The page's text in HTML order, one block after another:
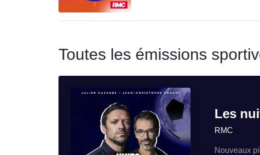
Toutes les émissions
Les
RMC
Nouveaux